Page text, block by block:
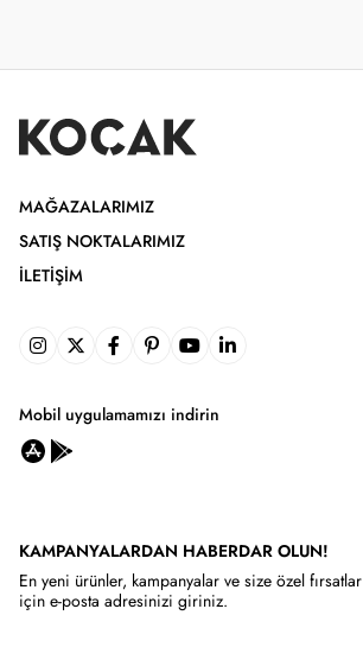
MAĞAZALARIMIZ
SATIŞ NOKTALARIMIZ
İLETIŞIM
Mobil uygulamamızı indirin
KAMPANYALARDAN HABERDAR OLUN!
En yeni ürünler, kampanyalar ve size özel fırsatlar
için e-posta adresinizi giriniz.